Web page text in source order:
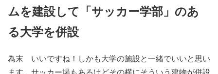
ムを建設して「サッカー学部」のあ
る大学を併設
為末 いいですね！しかも大学の施設と一緒でいいと思い
ます。サッカー場もあるけどその横にそういう建物が併設